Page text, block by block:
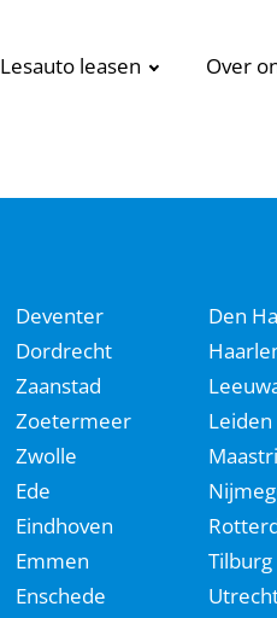
Lesauto leasen Over
Deventer
Dordrecht
Zaanstad
Zoetermeer
Zwolle
Ede
Eindhoven
Emmen
Enschede
Den
Leiden
Tilburg